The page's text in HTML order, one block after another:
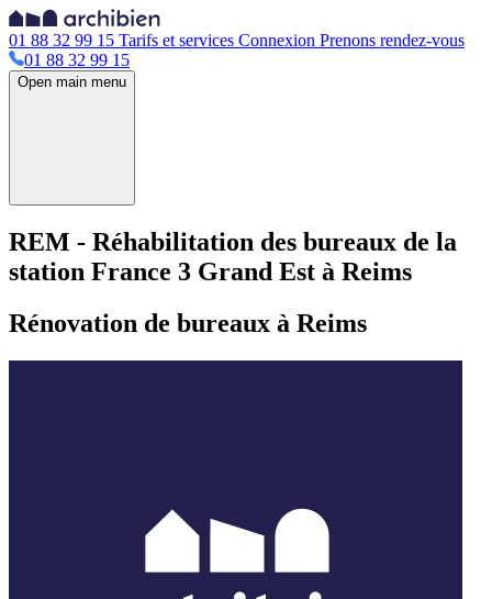
01 88 32 99 15 Tarifs et services Connexion Prenons rendez-vous
01 88 32 99 15
Open main menu
REM - Réhabilitation des bureaux de la
station France 3 Grand Est à Reims
Rénovation de bureaux à Reims